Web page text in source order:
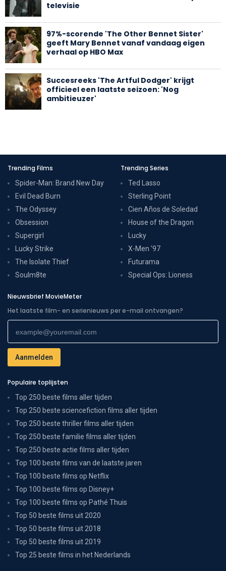
televisie
97%-scorende 'The Other Bennet Sister'
geeft Mary Bennet vanaf vandaag eigen
verhaal op HBO Max
Succesreeks 'The Artful Dodger' krijgt
officieel een laatste seizoen: 'Nog
ambitieuzer'
Trending Films
Spider-Man: Brand New Day
Evil Dead Burn
The Odyssey
Obsession
Supergirl
Lucky Strike
The Isolate Thief
Soulm8te
Trending Series
Ted Lasso
Sterling Point
Cien Años de Soledad
House of the Dragon
Lucky
X-Men '97
Futurama
Special Ops: Lioness
Nieuwsbrief MovieMeter
Het laatste film- en serienieuws per e-mail ontvangen?
Populaire toplijsten
Top 250 beste films aller tijden
Top 250 beste sciencefiction films aller tijden
Top 250 beste thriller films aller tijden
Top 250 beste familie films aller tijden
Top 250 beste actie films aller tijden
Top 100 beste films van de laatste jaren
Top 100 beste films op Netflix
Top 100 beste films op Disney+
Top 100 beste films op Pathé Thuis
Top 50 beste films uit 2020
Top 50 beste films uit 2018
Top 50 beste films uit 2019
Top 25 beste films in het Nederlands